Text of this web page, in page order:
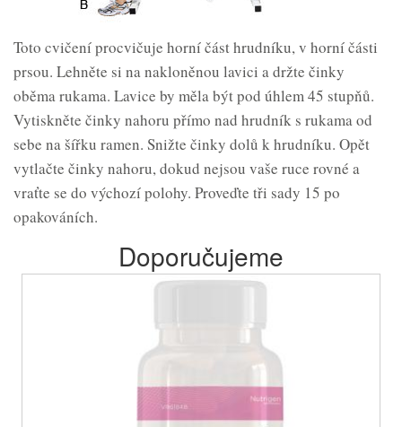
Toto cvičení procvičuje horní část hrudníku, v horní části
prsou. Lehněte si na nakloněnou lavici a držte činky
oběma rukama. Lavice by měla být pod úhlem 45 stupňů.
Vytiskněte činky nahoru přímo nad hrudník s rukama od
sebe na šířku ramen. Snižte činky dolů k hrudníku. Opět
vytlačte činky nahoru, dokud nejsou vaše ruce rovné a
vraťte se do výchozí polohy. Proveďte tři sady 15 po
opakováních.
Doporučujeme